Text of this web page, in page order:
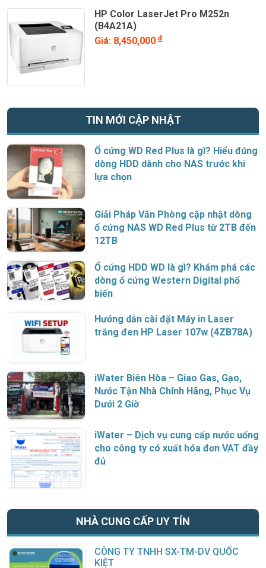
HP Color LaserJet Pro M252n
(B4A21A)
Giá: 8,450,000đ
TIN MỚI CẬP NHẬT
Ổ cứng WD Red Plus là gì? Hiểu đúng
dòng HDD dành cho NAS trước khi
lựa chọn
Giải Pháp Văn Phòng cập nhật dòng
ổ cứng NAS WD Red Plus từ 2TB đến
12TB
Ổ cứng HDD WD là gì? Khám phá các
dòng ổ cứng Western Digital phổ
biến
Hướng dẫn cài đặt Máy in Laser
trắng đen HP Laser 107w (4ZB78A)
iWater Biên Hòa – Giao Gas, Gạo,
Nước Tận Nhà Chính Hãng, Phục Vụ
Dưới 2 Giờ
iWater – Dịch vụ cung cấp nước uống
cho công ty có xuất hóa đơn VAT đầy
đủ
NHÀ CUNG CẤP UY TÍN
CÔNG TY TNHH SX-TM-DV QUỐC
KIỆT